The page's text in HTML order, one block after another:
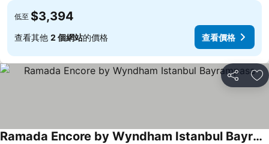
低至 $3,394
查看其他 2 個網站的價格 查看價格
分享 加
Ramada Encore by Wyndham Istanbul Bayrampasa